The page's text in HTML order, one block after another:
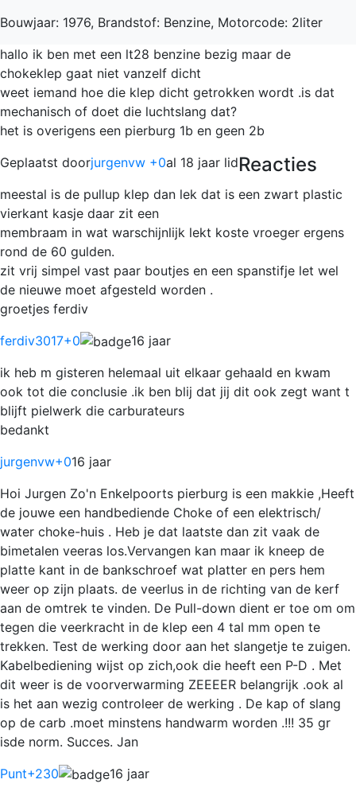
Bouwjaar: 1976, Brandstof: Benzine, Motorcode: 2liter
hallo ik ben met een lt28 benzine bezig maar de
chokeklep gaat niet vanzelf dicht
weet iemand hoe die klep dicht getrokken wordt .is dat
mechanisch of doet die luchtslang dat?
het is overigens een pierburg 1b en geen 2b
Geplaatst doorjurgenvw +0al 18 jaar lidReacties
meestal is de pullup klep dan lek dat is een zwart plastic
vierkant kasje daar zit een
membraam in wat warschijnlijk lekt koste vroeger ergens
rond de 60 gulden.
zit vrij simpel vast paar boutjes en een spanstifje let wel
de nieuwe moet afgesteld worden .
groetjes ferdiv
ferdiv3017+0
16 jaar
ik heb m gisteren helemaal uit elkaar gehaald en kwam
ook tot die conclusie .ik ben blij dat jij dit ook zegt want t
blijft pielwerk die carburateurs
bedankt
jurgenvw+016 jaar
Hoi Jurgen Zo'n Enkelpoorts pierburg is een makkie ,Heeft
de jouwe een handbediende Choke of een elektrisch/
water choke-huis . Heb je dat laatste dan zit vaak de
bimetalen veeras los.Vervangen kan maar ik kneep de
platte kant in de bankschroef wat platter en pers hem
weer op zijn plaats. de veerlus in de richting van de kerf
aan de omtrek te vinden. De Pull-down dient er toe om om
tegen die veerkracht in de klep een 4 tal mm open te
trekken. Test de werking door aan het slangetje te zuigen.
Kabelbediening wijst op zich,ook die heeft een P-D . Met
dit weer is de voorverwarming ZEEEER belangrijk .ook al
is het aan wezig controleer de werking . De kap of slang
op de carb .moet minstens handwarm worden .!!! 35 gr
isde norm. Succes. Jan
Punt+230 16 jaar